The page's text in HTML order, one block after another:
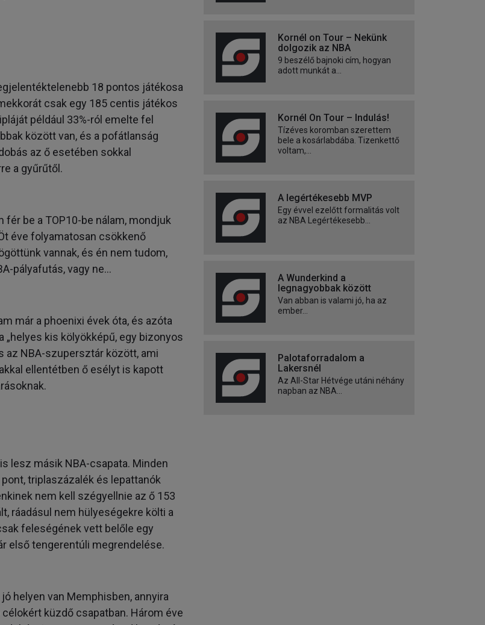
18 pontos játékosa
csak egy 185 centis játékos
például 33%-ról emelte fel
között van, és a pofátlanság
az ő esetében sokkal
a gyűrűtől.
be a TOP10-be nálam, mondjuk
éve folyamatosan csökkenő
vannak, és én nem tudom,
pályafutás, vagy ne…
már a phoenixi évek óta, és azóta
„helyes kis kölyökképű, egy bizonyos
az NBA-szupersztár között, ami
ellentétben ő esélyt is kapott
lesz másik NBA-csapata. Minden
triplaszázalék és lepattanók
nem kell szégyellnie az ő 153
ráadásul nem hülyeségekre költi a
feleségének vett belőle egy
első tengerentúli megrendelése.
helyen van Memphisben, annyira
küzdő csapatban. Három éve
Kornél on Tour – Nekünk
dolgozik az NBA
9 beszélő bajnoki cím, hogyan
adott munkát a...
Kornél On Tour – Indulás!
Tízéves koromban szerettem
bele a kosárlabdába. Tizenkettő
voltam,...
A legértékesebb MVP
Egy évvel ezelőtt formalitás volt
az NBA Legértékesebb...
A Wunderkind a
legnagyobbak között
Van abban is valami jó, ha az
ember...
Palotaforradalom a
Lakersnél
Az All-Star Hétvége utáni néhány
napban az NBA...